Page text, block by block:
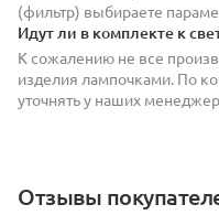
(фильтр) выбираете
Идут ли в комплекте к
К сожалению не все
изделия лампочками. По
уточнять у наших
Отзывы